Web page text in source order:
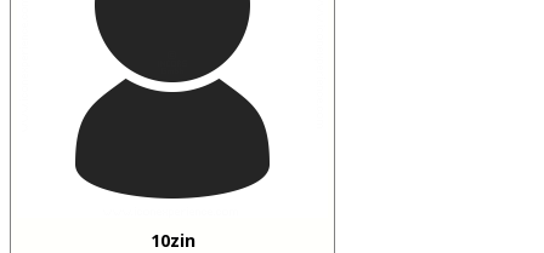
10zin